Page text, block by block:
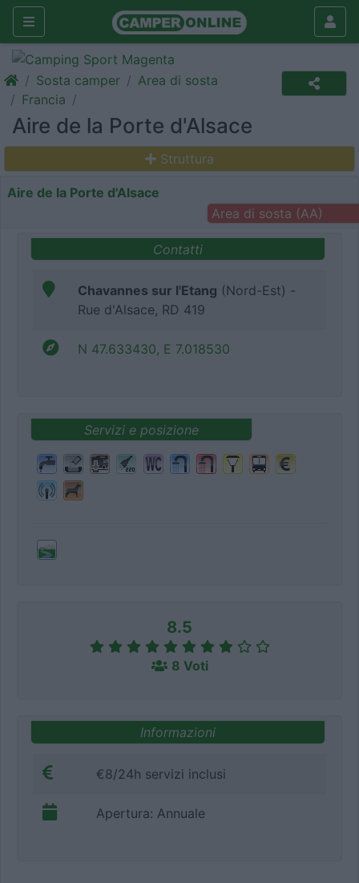
Sosta camper
Area di sosta
Francia
Aire de la Porte d'Alsace
Struttura
Aire de la Porte d'Alsace
Area di sosta (AA)
Contatti
Chavannes sur l'Etang (Nord-Est) -
Rue d'Alsace, RD 419
N 47.633430, E 7.018530
Servizi e posizione
8.5
8 Voti
Informazioni
€8/24h servizi inclusi
Apertura: Annuale